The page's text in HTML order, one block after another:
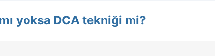
yoksa DCA tekniği mi?